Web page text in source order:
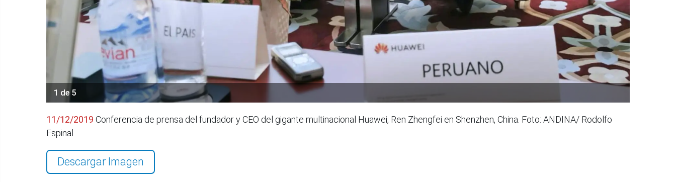
1 de 5
11/12/2019 Conferencia de prensa del fundador y CEO del gigante multinacional Huawei, Ren Zhengfei en Shenzhen, China. Foto: ANDINA/ Rodolfo
Espinal
Descargar Imagen